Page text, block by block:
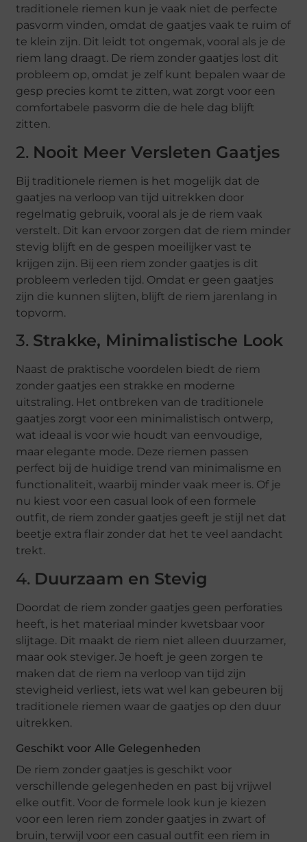
traditionele riemen kun je vaak niet de perfecte
pasvorm vinden, omdat de gaatjes vaak te ruim of
te klein zijn. Dit leidt tot ongemak, vooral als je de
riem lang draagt. De riem zonder gaatjes lost dit
probleem op, omdat je zelf kunt bepalen waar de
gesp precies komt te zitten, wat zorgt voor een
comfortabele pasvorm die de hele dag blijft
zitten.
2. Nooit Meer Versleten Gaatjes
Bij traditionele riemen is het mogelijk dat de
gaatjes na verloop van tijd uitrekken door
regelmatig gebruik, vooral als je de riem vaak
verstelt. Dit kan ervoor zorgen dat de riem minder
stevig blijft en de gespen moeilijker vast te
krijgen zijn. Bij een riem zonder gaatjes is dit
probleem verleden tijd. Omdat er geen gaatjes
zijn die kunnen slijten, blijft de riem jarenlang in
topvorm.
3. Strakke, Minimalistische Look
Naast de praktische voordelen biedt de riem
zonder gaatjes een strakke en moderne
uitstraling. Het ontbreken van de traditionele
gaatjes zorgt voor een minimalistisch ontwerp,
wat ideaal is voor wie houdt van eenvoudige,
maar elegante mode. Deze riemen passen
perfect bij de huidige trend van minimalisme en
functionaliteit, waarbij minder vaak meer is. Of je
nu kiest voor een casual look of een formele
outfit, de riem zonder gaatjes geeft je stijl net dat
beetje extra flair zonder dat het te veel aandacht
trekt.
4. Duurzaam en Stevig
Doordat de riem zonder gaatjes geen perforaties
heeft, is het materiaal minder kwetsbaar voor
slijtage. Dit maakt de riem niet alleen duurzamer,
maar ook steviger. Je hoeft je geen zorgen te
maken dat de riem na verloop van tijd zijn
stevigheid verliest, iets wat wel kan gebeuren bij
traditionele riemen waar de gaatjes op den duur
uitrekken.
Geschikt voor Alle Gelegenheden
De riem zonder gaatjes is geschikt voor
verschillende gelegenheden en past bij vrijwel
elke outfit. Voor de formele look kun je kiezen
voor een leren riem zonder gaatjes in zwart of
bruin, terwijl voor een casual outfit een riem in